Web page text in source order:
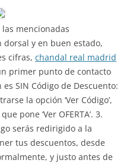
mencionadas
y en buen estado,
cifras, chandal real madrid
primer punto de contacto
SIN Código de Descuento:
la opción ‘Ver Código’,
pone ‘Ver OFERTA’. 3.
serás redirigido a la
tus descuentos, desde
y justo antes de